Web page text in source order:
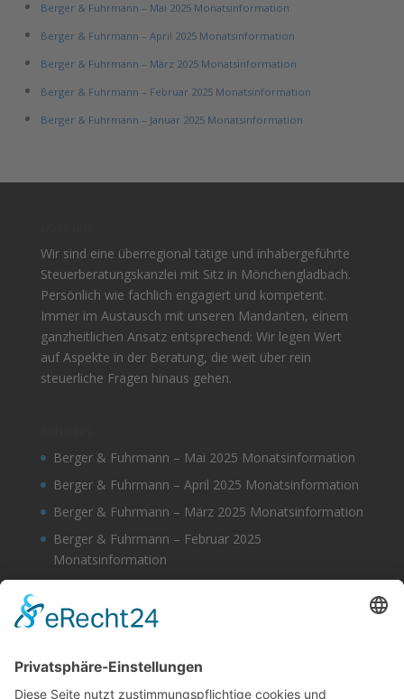
Berger & Fuhrmann – Mai 2025 Monatsinformation
Berger & Fuhrmann – April 2025 Monatsinformation
Berger & Fuhrmann – März 2025 Monatsinformation
Berger & Fuhrmann – Februar 2025 Monatsinformation
Berger & Fuhrmann – Januar 2025 Monatsinformation
Wir sind eine überregional tätige und inhabergeführte
Steuerberatungskanzlei mit Sitz in Mönchengladbach.
Persönlich wie fachlich engagiert und kompetent.
Immer im Austausch mit unseren Mandanten, einem
ganzheitlichen Ansatz entsprechend: Wir legen Wert
auf Aspekte in der Beratung, die weit über rein
steuerliche Fragen hinaus gehen.
Berger & Fuhrmann – Mai 2025 Monatsinformation
Berger & Fuhrmann – April 2025 Monatsinformation
Berger & Fuhrmann – März 2025 Monatsinformation
Berger & Fuhrmann – Februar 2025
Monatsinformation
Monatsinformation
Suche
Datenschutz
Cookie-Einstellungen